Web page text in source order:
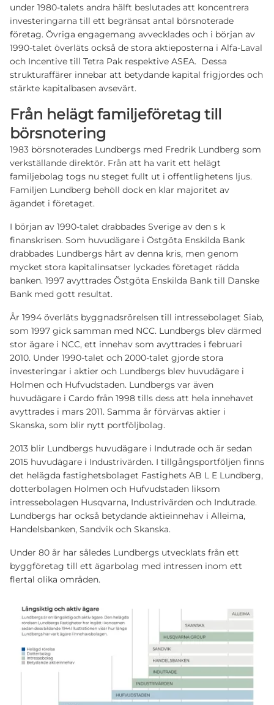
under 1980-talets andra hälft beslutades att koncentrera
investeringarna till ett begränsat antal börsnoterade
företag. Övriga engagemang avvecklades och i början av
1990-talet överläts också de stora aktieposterna i Alfa-Laval
och Incentive till Tetra Pak respektive ASEA. Dessa
strukturaffärer innebar att betydande kapital frigjordes och
stärkte kapitalbasen avsevärt.
Från helägt familjeföretag till
börsnotering
1983 börsnoterades Lundbergs med Fredrik Lundberg som
verkställande direktör. Från att ha varit ett helägt
familjebolag togs nu steget fullt ut i offentlighetens ljus.
Familjen Lundberg behöll dock en klar majoritet av
ägandet i företaget.
I början av 1990-talet drabbades Sverige av den s k
finanskrisen. Som huvudägare i Östgöta Enskilda Bank
drabbades Lundbergs hårt av denna kris, men genom
mycket stora kapitalinsatser lyckades företaget rädda
banken. 1997 avyttrades Östgöta Enskilda Bank till Danske
Bank med gott resultat.
År 1994 överläts byggnadsrörelsen till intressebolaget Siab,
som 1997 gick samman med NCC. Lundbergs blev därmed
stor ägare i NCC, ett innehav som avyttrades i februari
2010. Under 1990-talet och 2000-talet gjorde stora
investeringar i aktier och Lundbergs blev huvudägare i
Holmen och Hufvudstaden. Lundbergs var även
huvudägare i Cardo från 1998 tills dess att hela innehavet
avyttrades i mars 2011. Samma år förvärvas aktier i
Skanska, som blir nytt portföljbolag.
2013 blir Lundbergs huvudägare i Indutrade och är sedan
2015 huvudägare i Industrivärden. I tillgångsportföljen finns
det helägda fastighetsbolaget Fastighets AB L E Lundberg,
dotterbolagen Holmen och Hufvudstaden liksom
intressebolagen Husqvarna, Industrivärden och Indutrade.
Lundbergs har också betydande aktieinnehav i Alleima,
Handelsbanken, Sandvik och Skanska.
Under 80 år har således Lundbergs utvecklats från ett
byggföretag till ett ägarbolag med intressen inom ett
flertal olika områden.